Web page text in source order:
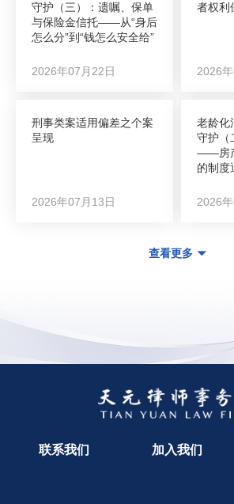
守护（三）：遗嘱、保单
与保险金信托——从“身后
怎么分”到“钱怎么安全给”
2026年07月22日
者权利
2026
刑事类案适用偏差之个案
呈现
2026年07月13日
老龄化
守护（
——房
的制度
2026
查看更多
联系我们 加入我们